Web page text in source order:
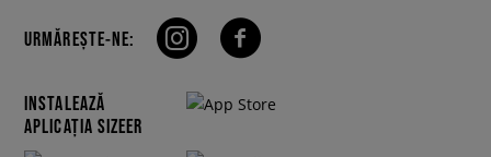
URMĂREȘTE-NE:
INSTALEAZĂ
APLICAȚIA SIZEER